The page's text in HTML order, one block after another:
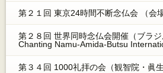
第２１回 東京24時間不断念仏会 （会
第２８回 世界同時念仏会開催（ブラ
Chanting Namu-Amida-Butsu
第３４回 1000礼拝の会（観智院・眞